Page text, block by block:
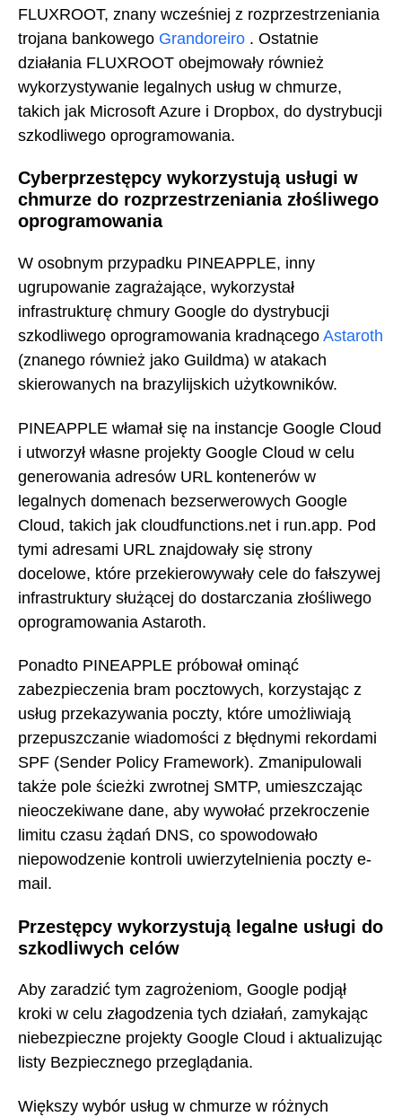
FLUXROOT, znany wcześniej z rozprzestrzeniania
trojana bankowego Grandoreiro . Ostatnie
działania FLUXROOT obejmowały również
wykorzystywanie legalnych usług w chmurze,
takich jak Microsoft Azure i Dropbox, do dystrybucji
szkodliwego oprogramowania.
Cyberprzestępcy wykorzystują usługi w
chmurze do rozprzestrzeniania złośliwego
oprogramowania
W osobnym przypadku PINEAPPLE, inny
ugrupowanie zagrażające, wykorzystał
infrastrukturę chmury Google do dystrybucji
szkodliwego oprogramowania kradnącego Astaroth
(znanego również jako Guildma) w atakach
skierowanych na brazylijskich użytkowników.
PINEAPPLE włamał się na instancje Google Cloud
i utworzył własne projekty Google Cloud w celu
generowania adresów URL kontenerów w
legalnych domenach bezserwerowych Google
Cloud, takich jak cloudfunctions.net i run.app. Pod
tymi adresami URL znajdowały się strony
docelowe, które przekierowywały cele do fałszywej
infrastruktury służącej do dostarczania złośliwego
oprogramowania Astaroth.
Ponadto PINEAPPLE próbował ominąć
zabezpieczenia bram pocztowych, korzystając z
usług przekazywania poczty, które umożliwiają
przepuszczanie wiadomości z błędnymi rekordami
SPF (Sender Policy Framework). Zmanipulowali
także pole ścieżki zwrotnej SMTP, umieszczając
nieoczekiwane dane, aby wywołać przekroczenie
limitu czasu żądań DNS, co spowodowało
niepowodzenie kontroli uwierzytelnienia poczty e-
mail.
Przestępcy wykorzystują legalne usługi do
szkodliwych celów
Aby zaradzić tym zagrożeniom, Google podjął
kroki w celu złagodzenia tych działań, zamykając
niebezpieczne projekty Google Cloud i aktualizując
listy Bezpiecznego przeglądania.
Większy wybór usług w chmurze w różnych